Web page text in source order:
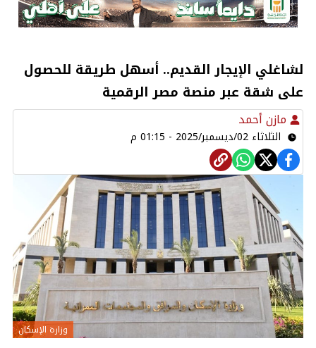
لشاغلي الإيجار القديم.. أسهل طريقة للحصول
على شقة عبر منصة مصر الرقمية
مازن أحمد
الثلاثاء 02/ديسمبر/2025 - 01:15 م
وزارة الإسكان